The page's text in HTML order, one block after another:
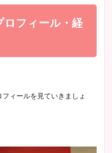
宇賀神メグアナのニット画像
池谷実悠アナのメガネ画像が
小室瑛莉子のカップ画像まと
め！足が美脚でニット衣装も
かわいい！
wikiプロフもチェック！
大家彩香アナのかわいいカッ
ロフィール・経
ィールを見ていきましょ